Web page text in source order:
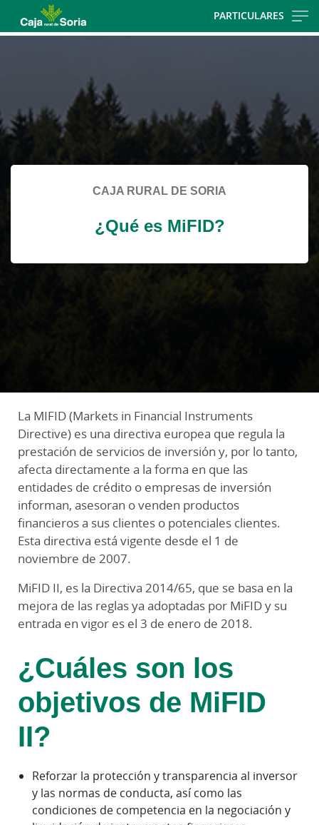
PARTICULARES
espere...
CAJA RURAL DE SORIA
¿Qué es MiFID?
La MIFID (Markets in Financial Instruments
Directive) es una directiva europea que regula la
prestación de servicios de inversión y, por lo tanto,
afecta directamente a la forma en que las
entidades de crédito o empresas de inversión
informan, asesoran o venden productos
financieros a sus clientes o potenciales clientes.
Esta directiva está vigente desde el 1 de
noviembre de 2007.
MiFID II, es la Directiva 2014/65, que se basa en la
mejora de las reglas ya adoptadas por MiFID y su
entrada en vigor es el 3 de enero de 2018.
¿Cuáles son los
objetivos de MiFID
II?
Reforzar la protección y transparencia al inversor
y las normas de conducta, así como las
condiciones de competencia en la negociación y